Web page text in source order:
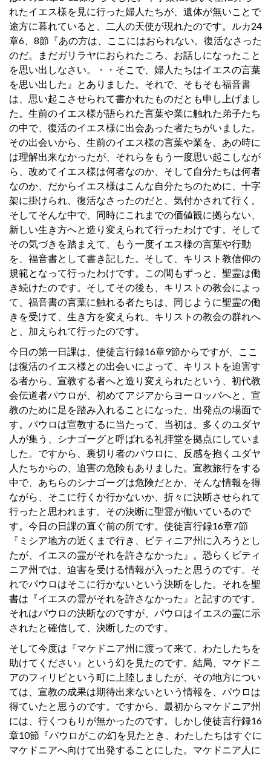
れたイエス様を見に行った婦人たちが、遺体が無いことで
途方に暮れていると、二人の天使が現れたのです。ルカ24
章6、8節『あの方は、ここにはおられない。復活なさった
のだ。まだガリラヤにおられたころ、お話しになったこと
を思い出しなさい。・・そこで、婦人たちはイエスの言葉
を思い出した』とありました。それで、そもそも福音書
は、思い起こさせられて書かれたものだとも申し上げまし
た。生前のイエス様が語られた言葉や業に触れた弟子たち
の中で、復活のイエス様に出会あった者たちがいました。
その出会いから、生前のイエス様の言葉や業を、あの時に
は理解出来なかったが、それらをもう一度思い起こしなが
ら、改めてイエス様は何者なのか、そして自分たちは何者
なのか、だからイエス様はこんな自分たちのために、十字
架に掛けられ、復活なさったのだと、気付かされて行く。
そしてそんな中で、同時にこれまでの価値観に拠らない、
新しい生き方へと造り変えられて行ったわけです。そして
その気づきを踏まえて、もう一度イエス様の言葉や行動
を、福音書として書き記した。そして、キリスト教信仰の
規範となって行ったわけです。この間もずっと、聖霊は働
き続けたのです。そしてその後も、キリストの教会によっ
て、福音書の言葉に触れる者たちは、同じように聖霊の働
きを受けて、生き方を変えられ、キリストの教会の群れへ
と、加えられて行ったのです。
今日の第一日課は、使徒言行録16章9節からですが、ここ
は復活のイエス様との出会いによって、キリストを迫害す
る者から、宣教する者へと造り変えられたという、初代教
会伝道者パウロが、初めてアジアからヨーロッパへと、宣
教のために足を踏み入れることになった、出発点の場面で
す。パウロは宣教するに当たって、当初は、多くのユダヤ
人が集う、シナゴーグと呼ばれる礼拝堂を拠点にしていま
した。ですから、裏切り者のパウロに、反感を抱くユダヤ
人たちからの、迫害の危険もありました。宣教旅行をする
中で、あちらのシナゴーグは危険だとか、そんな情報を得
ながら、そこに行くか行かないか、折々に決断させられて
行ったと思われます。その決断に聖霊が働いているので
す。今日の日課の直ぐ前の所です。使徒言行録16章7節
『ミシア地方の近くまで行き、ビティニア州に入ろうとし
たが、イエスの霊がそれを許さなかった』。恐らくビティ
ニア州では、迫害を受ける情報が入ったと思うのです。そ
れでパウロはそこに行かないという決断をした。それを聖
書は『イエスの霊がそれを許さなかった』と記すのです。
それはパウロの決断なのですが、パウロはイエスの霊に示
されたと確信して、決断したのです。
そして今度は『マケドニア州に渡って来て、わたしたちを
助けてください』という幻を見たのです。結局、マケドニ
アのフィリピという町に上陸しましたが、その地方につい
ては、宣教の成果は期待出来ないという情報を、パウロは
得ていたと思うのです。ですから、最初からマケドニア州
には、行くつもりが無かったのです。しかし使徒言行録16
章10節『パウロがこの幻を見たとき、わたしたちはすぐに
マケドニアへ向けて出発することにした。マケドニア人に